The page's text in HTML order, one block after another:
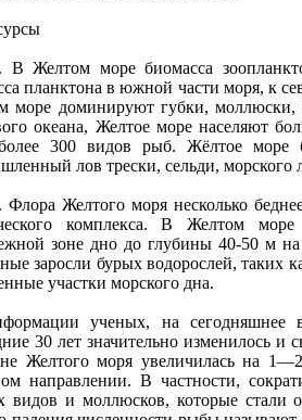
В Желтом море биомасса
планктона в южной части моря, к
море доминируют губки, моллюски,
океана, Желтое море населяют
300 видов рыб. Жёлтое море
лов трески, сельди,
Флора Желтого моря несколько
комплекса. В Желтом
зоне дно до глубины 40-50 м на
заросли бурых водорослей, таких
участки морского дна.
ученых, на сегодняшнее
30 лет значительно изменилось и
Желтого моря увеличилась на
направлении. В частности,
видов и моллюсков, которые